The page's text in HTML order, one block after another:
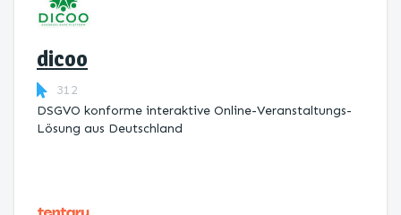
dicoo
312
DSGVO konforme interaktive Online-Veranstaltungs-
Lösung aus Deutschland